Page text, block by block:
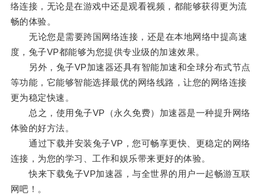
络连接，无论是在游戏中还是观看视频，都能够获得更为流
畅的体验。
无论您是需要跨国网络连接，还是在本地网络中提高速
度，兔子VP都能够为您提供专业级的加速效果。
另外，兔子VP加速器还具有智能加速和全球分布式节点
等功能，它能够智能选择最优的网络线路，让您的网络连接
更为稳定快速。
总之，使用兔子VP（永久免费）加速器是一种提升网络
体验的好方法。
通过下载并安装兔子VP，您可畅享更快、更稳定的网络
连接，为您的学习、工作和娱乐带来更好的体验。
快来下载兔子VP加速器，与全世界的用户一起畅游互联
网吧！。